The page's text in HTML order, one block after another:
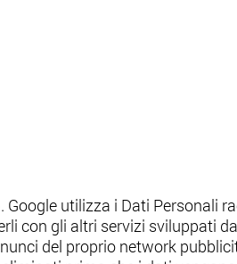
Google utilizza i Dati Personali
con gli altri servizi sviluppati
del proprio network